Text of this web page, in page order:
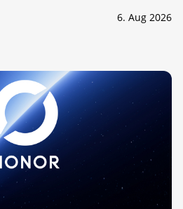
6. Aug 2026